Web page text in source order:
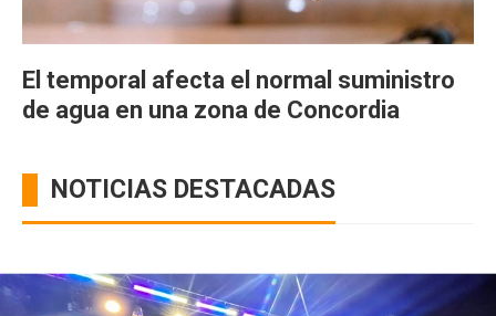
El temporal afecta el normal suministro
de agua en una zona de Concordia
NOTICIAS DESTACADAS